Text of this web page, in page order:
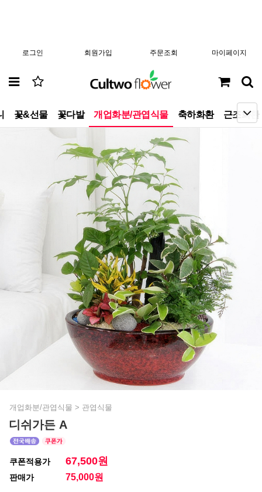
로그인 회원가입 주문조회 마이페이지
꽃&선물 꽃다발 개업화분/관엽식물 축하화환 근조화환
개업화분/관엽식물 > 관엽식물
디쉬가든 A
쿠폰적용가 67,500원
판매가 75,000원